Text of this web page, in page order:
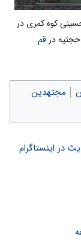
کوه کمری در
درقم
مجتهدین